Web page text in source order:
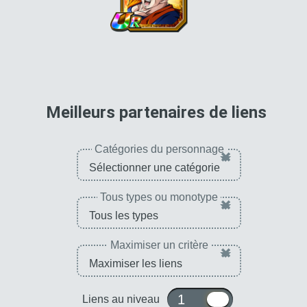
Meilleurs partenaires de liens
Catégories du personnage×
Tous types ou monotype ×
Maximiser un critère ×
Liens au niveau 1 ou 10